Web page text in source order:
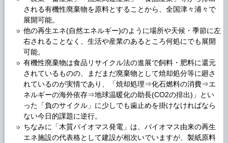
される有機性廃棄物を原料とすることから、全国津々浦々で
展開可能。
他の再生エネ(自然エネルギー)のように場所や天候・季節に左
右されることなく、生活や産業のあるところ何処にでも展開
可能。
有機性廃棄物は食品リサイクル法の進展で飼料・肥料に還元
されているものの、まだまだ廃棄物として焼却処分等に廻さ
れているのが実情であり、「焼却処理⇒化石燃料の消費⇒エ
ネルギーの海外依存⇒地球温暖化の助長(CO2の排出)」とい
った「負のサイクル」に少しでも歯止めを掛けなければなら
ない今日的課題に逆行。
ちなみに「木質バイオマス発電」は、バイオマス由来の再生
エネ施設の代表格として建設が相次いでいますが、製紙原料